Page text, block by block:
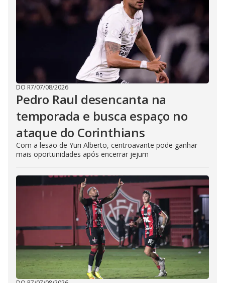
DO R7/07/08/2026
Pedro Raul desencanta na
temporada e busca espaço no
ataque do Corinthians
Com a lesão de Yuri Alberto, centroavante pode ganhar
mais oportunidades após encerrar jejum